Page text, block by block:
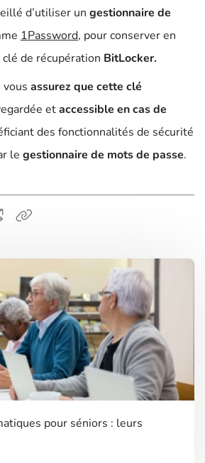
d’utiliser un gestionnaire de
1Password, pour conserver en
de récupération BitLocker.
vous assurez que cette clé
etaccessible en cas de
des fonctionnalités de sécurité
le gestionnaire de mots de passe.
pour séniors : leurs